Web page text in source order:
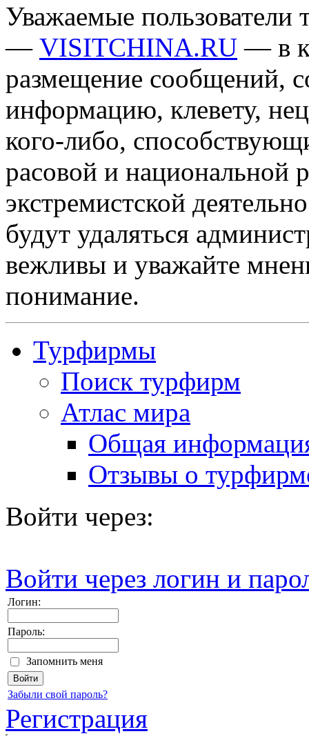
Уважаемые пользователи
— VISITCHINA.RU — в
размещение сообщений,
информацию, клевету,
кого-либо,
расовой и национальной
экстремистской
будут удаляться
вежливы и уважайте
понимание.
Турфирмы
Поиск турфирм
Атлас мира
Общая
Отзывы о
Войти через:
Войти через логин и
Логин:
Пароль:
Запомнить меня
Забыли свой пароль?
Регистрация